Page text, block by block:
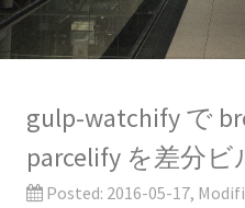
gulp-watchify で
parcelify を差分ビ
Posted: 2016-05-17,